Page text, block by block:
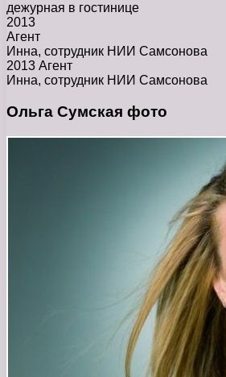
дежурная в гостинице
2013
Агент
Инна, сотрудник НИИ Самсонова
2013 Агент
Инна, сотрудник НИИ Самсонова
Ольга Сумская фото